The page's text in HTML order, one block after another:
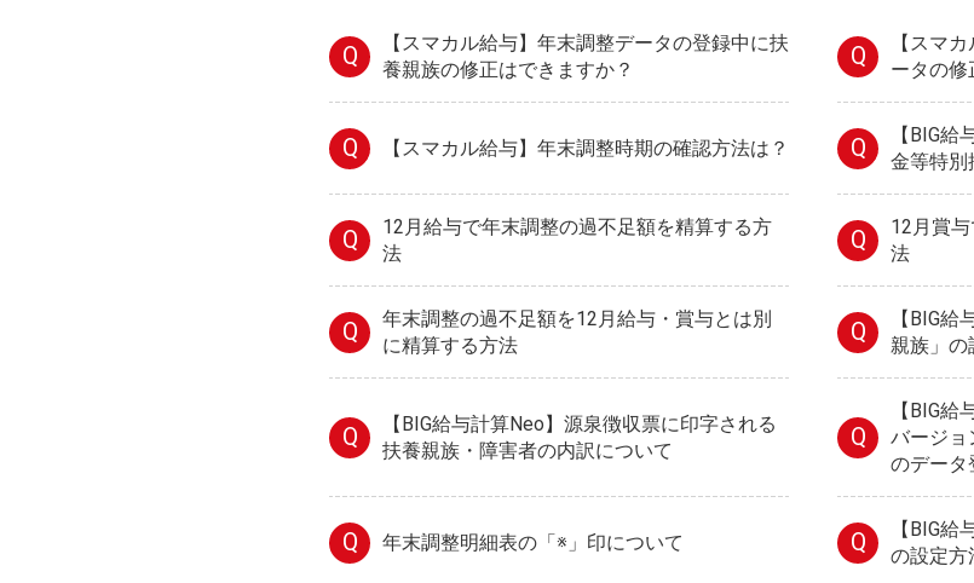
Q
【スマカル給与】年末調整データの登録中に扶
養親族の修正はできますか？
Q
【スマ
ータの修
Q 【スマカル給与】年末調整時期の確認方法は？ Q
【BIG
金等特別
Q
12月給与で年末調整の過不足額を精算する方
法
Q
12月賞
法
Q
年末調整の過不足額を12月給与・賞与とは別
に精算する方法
Q
【BIG
親族」の
Q
【BIG給与計算Neo】源泉徴収票に印字される
扶養親族・障害者の内訳について
Q
【BIG
バージョ
のデータ
Q 年末調整明細表の「※」印について Q
【BIG
の設定方